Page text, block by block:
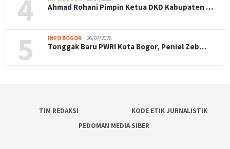
4 Ahmad Rohani Pimpin Ketua DKD Kabupaten …
5 INFO BOGOR 26/07/2026
Tonggak Baru PWRI Kota Bogor, Peniel Zeb…
TIM REDAKSI
KODE ETIK JURNALISTIK
PEDOMAN MEDIA SIBER